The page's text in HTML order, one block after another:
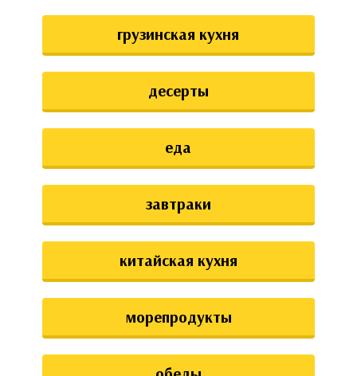
грузинская кухня
десерты
еда
завтраки
китайская кухня
морепродукты